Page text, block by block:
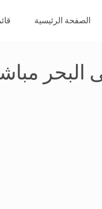
الصفحة الرئيسية